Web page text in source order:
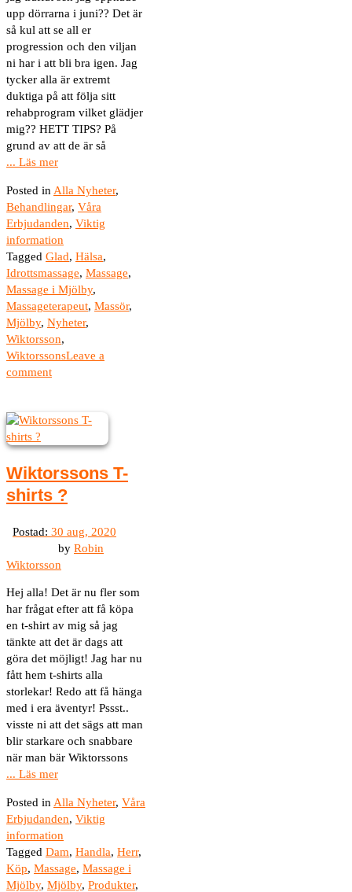
upp dörrarna i juni?? Det är
så kul att se all er
progression och den viljan
ni har i att bli bra igen. Jag
tycker alla är extremt
duktiga på att följa sitt
rehabprogram vilket glädjer
mig?? HETT TIPS? På
grund av att de är så
... Läs mer
Posted in Alla Nyheter,
Behandlingar, Våra
Erbjudanden, Viktig
information
Tagged Glad, Hälsa,
Idrottsmassage, Massage,
Massage i Mjölby,
Massageterapeut, Massör,
Mjölby, Nyheter,
Wiktorsson,
WiktorssonsLeave a
comment
Wiktorssons T-
shirts ?
by Robin
Wiktorsson
Hej alla! Det är nu fler som
har frågat efter att få köpa
en t-shirt av mig så jag
tänkte att det är dags att
göra det möjligt! Jag har nu
fått hem t-shirts alla
storlekar! Redo att få hänga
med i era äventyr! Pssst..
visste ni att det sägs att man
blir starkare och snabbare
när man bär Wiktorssons
... Läs mer
Posted in Alla Nyheter, Våra
Erbjudanden, Viktig
information
Tagged Dam, Handla, Herr,
Köp, Massage, Massage i
Mjölby, Mjölby, Produkter,